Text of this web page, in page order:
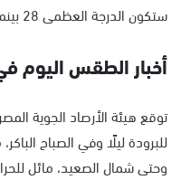
ستكون الدرجة العظمى 28 بينما الدرجة الصغرى 15.
أخبار الطقس اليوم
توقع هيئة الأرصاد الجوية
للبرودة ليلًا وفي الصباح
وحتى شمال الصعيد، مائل